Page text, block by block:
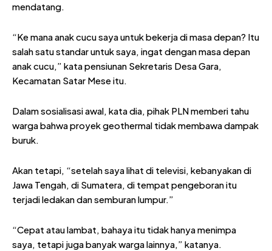
mendatang.
“Ke mana anak cucu saya untuk bekerja di masa depan? Itu
salah satu standar untuk saya, ingat dengan masa depan
anak cucu,” kata pensiunan Sekretaris Desa Gara,
Kecamatan Satar Mese itu.
Dalam sosialisasi awal, kata dia, pihak PLN memberi tahu
warga bahwa proyek geothermal tidak membawa dampak
buruk.
Akan tetapi, “setelah saya lihat di televisi, kebanyakan di
Jawa Tengah, di Sumatera, di tempat pengeboran itu
terjadi ledakan dan semburan lumpur.”
“Cepat atau lambat, bahaya itu tidak hanya menimpa
saya, tetapi juga banyak warga lainnya,” katanya.